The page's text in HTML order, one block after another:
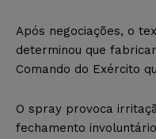
Após negociações, o
determinou que
Comando do Exército
O spray provoca
fechamento